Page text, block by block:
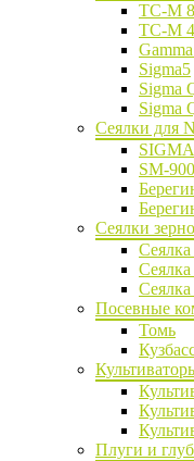
ТС-М
ТС-М
Sigma5
Sigma
Sigma
Сеялки для
SM-
Сеялки
Посевные
Томь
Плуги и